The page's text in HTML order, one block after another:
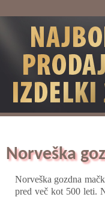
Norveška
Norveška gozdna
pred več kot 500 leti.